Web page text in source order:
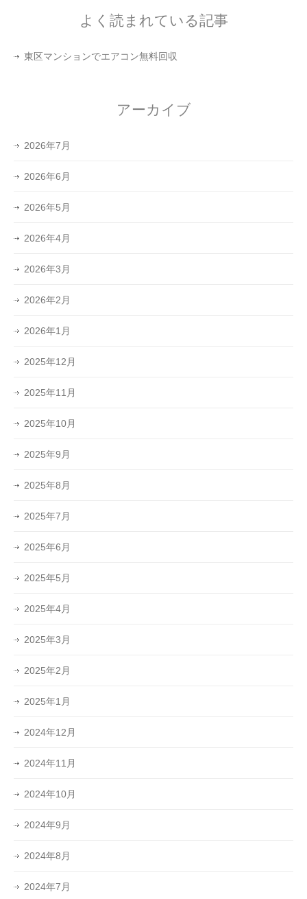
よく読まれている記事
東区マンションでエアコン無料回収
アーカイブ
2026年7月
2026年6月
2026年5月
2026年4月
2026年3月
2026年2月
2026年1月
2025年12月
2025年11月
2025年10月
2025年9月
2025年8月
2025年7月
2025年6月
2025年5月
2025年4月
2025年3月
2025年2月
2025年1月
2024年12月
2024年11月
2024年10月
2024年9月
2024年8月
2024年7月